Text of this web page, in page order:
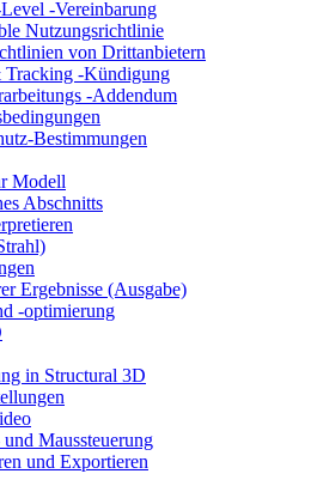
-Vereinbarung
Nutzungsrichtlinie
von Drittanbietern
Tracking -Kündigung
-Addendum
Bestimmungen
Modell
Abschnitts
Ergebnisse (Ausgabe)
-optimierung
in Structural 3D
und Maussteuerung
und Exportieren